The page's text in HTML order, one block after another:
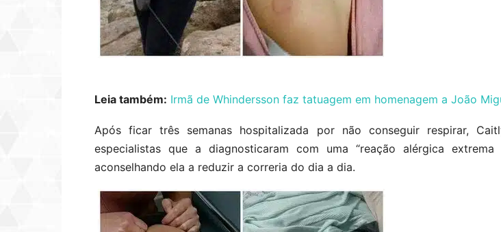
Leia também: Irmã de Whindersson faz tatuagem em homenagem a João
Após ficar três semanas hospitalizada por não conseguir respirar,
especialistas que a diagnosticaram com uma “reação alérgica extrema
aconselhando ela a reduzir a correria do dia a dia.